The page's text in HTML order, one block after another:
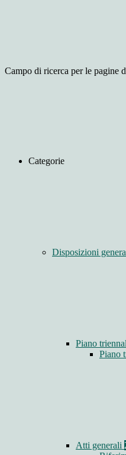
Campo di ricerca per le pagine
Categorie
Disposizioni
Piano
Piano
Atti generali